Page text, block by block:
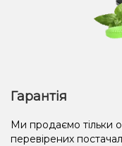
Гарантія
Ми продаємо тільки
перевірених